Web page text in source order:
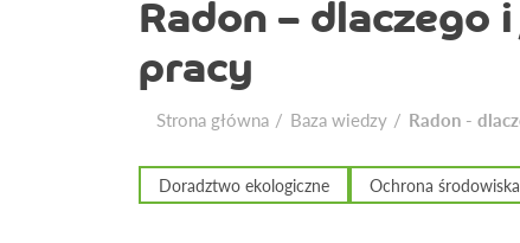
Radon – dlaczego
pracy
Strona główna Baza wiedzy Radon -
Doradztwo ekologiczne Ochrona środowiska